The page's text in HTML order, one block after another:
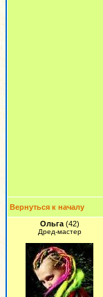
Вернуться к началу
Ольга(42)
Дред-мастер